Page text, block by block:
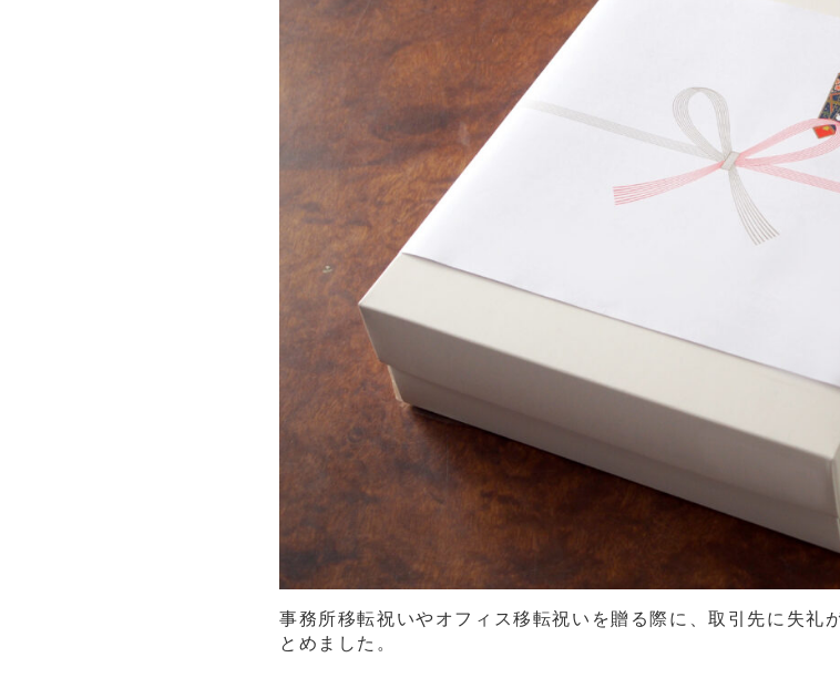
事務所移転祝いやオフィス移転祝いを贈る際に、取引先に失礼
とめました。